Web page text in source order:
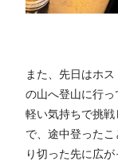
また、先日はホ
の山へ登山に行っ
軽い気持ちで挑
で、途中登った
り切った先に広